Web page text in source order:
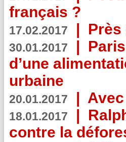
français ?
17.02.2017 | Près
30.01.2017 |
d’une
urbaine
20.01.2017 |
18.01.2017 |
contre la